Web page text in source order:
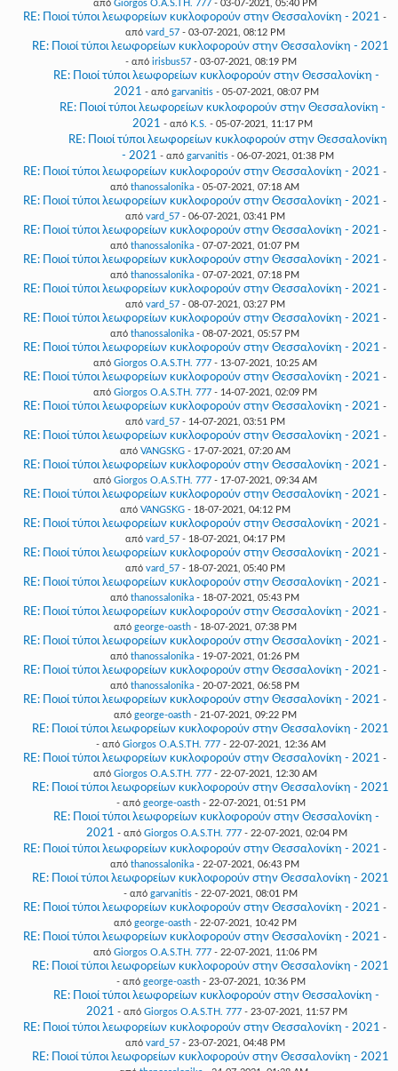
από Giorgos O.A.S.TH. 777- 03-07-2021, 05:40 PM
RE: Ποιοί τύποι λεωφορείων κυκλοφορούν στην Θεσσαλονίκη - 2021 -
από vard_57- 03-07-2021, 08:12 PM
RE: Ποιοί τύποι λεωφορείων κυκλοφορούν στην Θεσσαλονίκη - 2021
- από irisbus57- 03-07-2021, 08:19 PM
RE: Ποιοί τύποι λεωφορείων κυκλοφορούν στην Θεσσαλονίκη -
2021 - από garvanitis - 05-07-2021, 08:07 PM
RE: Ποιοί τύποι λεωφορείων κυκλοφορούν στην Θεσσαλονίκη -
2021 - από K.S. - 05-07-2021, 11:17 PM
RE: Ποιοί τύποι λεωφορείων κυκλοφορούν στην Θεσσαλονίκη
- 2021 - από garvanitis - 06-07-2021, 01:38 PM
RE: Ποιοί τύποι λεωφορείων κυκλοφορούν στην Θεσσαλονίκη - 2021 -
από thanossalonika - 05-07-2021, 07:18 AM
RE: Ποιοί τύποι λεωφορείων κυκλοφορούν στην Θεσσαλονίκη - 2021 -
από vard_57- 06-07-2021, 03:41 PM
RE: Ποιοί τύποι λεωφορείων κυκλοφορούν στην Θεσσαλονίκη - 2021 -
από thanossalonika - 07-07-2021, 01:07 PM
RE: Ποιοί τύποι λεωφορείων κυκλοφορούν στην Θεσσαλονίκη - 2021 -
από thanossalonika - 07-07-2021, 07:18 PM
RE: Ποιοί τύποι λεωφορείων κυκλοφορούν στην Θεσσαλονίκη - 2021 -
από vard_57- 08-07-2021, 03:27 PM
RE: Ποιοί τύποι λεωφορείων κυκλοφορούν στην Θεσσαλονίκη - 2021 -
από thanossalonika - 08-07-2021, 05:57 PM
RE: Ποιοί τύποι λεωφορείων κυκλοφορούν στην Θεσσαλονίκη - 2021 -
από Giorgos O.A.S.TH. 777- 13-07-2021, 10:25 AM
RE: Ποιοί τύποι λεωφορείων κυκλοφορούν στην Θεσσαλονίκη - 2021 -
από Giorgos O.A.S.TH. 777- 14-07-2021, 02:09 PM
RE: Ποιοί τύποι λεωφορείων κυκλοφορούν στην Θεσσαλονίκη - 2021 -
από vard_57- 14-07-2021, 03:51 PM
RE: Ποιοί τύποι λεωφορείων κυκλοφορούν στην Θεσσαλονίκη - 2021 -
από VANGSKG- 17-07-2021, 07:20 AM
RE: Ποιοί τύποι λεωφορείων κυκλοφορούν στην Θεσσαλονίκη - 2021 -
από Giorgos O.A.S.TH. 777- 17-07-2021, 09:34 AM
RE: Ποιοί τύποι λεωφορείων κυκλοφορούν στην Θεσσαλονίκη - 2021 -
από VANGSKG- 18-07-2021, 04:12 PM
RE: Ποιοί τύποι λεωφορείων κυκλοφορούν στην Θεσσαλονίκη - 2021 -
από vard_57- 18-07-2021, 04:17 PM
RE: Ποιοί τύποι λεωφορείων κυκλοφορούν στην Θεσσαλονίκη - 2021 -
από vard_57- 18-07-2021, 05:40 PM
RE: Ποιοί τύποι λεωφορείων κυκλοφορούν στην Θεσσαλονίκη - 2021 -
από thanossalonika - 18-07-2021, 05:43 PM
RE: Ποιοί τύποι λεωφορείων κυκλοφορούν στην Θεσσαλονίκη - 2021 -
από george-oasth- 18-07-2021, 07:38 PM
RE: Ποιοί τύποι λεωφορείων κυκλοφορούν στην Θεσσαλονίκη - 2021 -
από thanossalonika - 19-07-2021, 01:26 PM
RE: Ποιοί τύποι λεωφορείων κυκλοφορούν στην Θεσσαλονίκη - 2021 -
από thanossalonika - 20-07-2021, 06:58 PM
RE: Ποιοί τύποι λεωφορείων κυκλοφορούν στην Θεσσαλονίκη - 2021 -
από george-oasth- 21-07-2021, 09:22 PM
RE: Ποιοί τύποι λεωφορείων κυκλοφορούν στην Θεσσαλονίκη - 2021
- από Giorgos O.A.S.TH. 777- 22-07-2021, 12:36 AM
RE: Ποιοί τύποι λεωφορείων κυκλοφορούν στην Θεσσαλονίκη - 2021 -
από Giorgos O.A.S.TH. 777- 22-07-2021, 12:30 AM
RE: Ποιοί τύποι λεωφορείων κυκλοφορούν στην Θεσσαλονίκη - 2021
- από george-oasth- 22-07-2021, 01:51 PM
RE: Ποιοί τύποι λεωφορείων κυκλοφορούν στην Θεσσαλονίκη -
2021 - από Giorgos O.A.S.TH. 777- 22-07-2021, 02:04 PM
RE: Ποιοί τύποι λεωφορείων κυκλοφορούν στην Θεσσαλονίκη - 2021 -
από thanossalonika - 22-07-2021, 06:43 PM
RE: Ποιοί τύποι λεωφορείων κυκλοφορούν στην Θεσσαλονίκη - 2021
- από garvanitis - 22-07-2021, 08:01 PM
RE: Ποιοί τύποι λεωφορείων κυκλοφορούν στην Θεσσαλονίκη - 2021 -
από george-oasth- 22-07-2021, 10:42 PM
RE: Ποιοί τύποι λεωφορείων κυκλοφορούν στην Θεσσαλονίκη - 2021 -
από Giorgos O.A.S.TH. 777- 22-07-2021, 11:06 PM
RE: Ποιοί τύποι λεωφορείων κυκλοφορούν στην Θεσσαλονίκη - 2021
- από george-oasth- 23-07-2021, 10:36 PM
RE: Ποιοί τύποι λεωφορείων κυκλοφορούν στην Θεσσαλονίκη -
2021 - από Giorgos O.A.S.TH. 777- 23-07-2021, 11:57 PM
RE: Ποιοί τύποι λεωφορείων κυκλοφορούν στην Θεσσαλονίκη - 2021 -
από vard_57- 23-07-2021, 04:48 PM
RE: Ποιοί τύποι λεωφορείων κυκλοφορούν στην Θεσσαλονίκη - 2021